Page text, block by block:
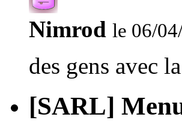
Nimrod le 06/
des gens avec
[SARL]